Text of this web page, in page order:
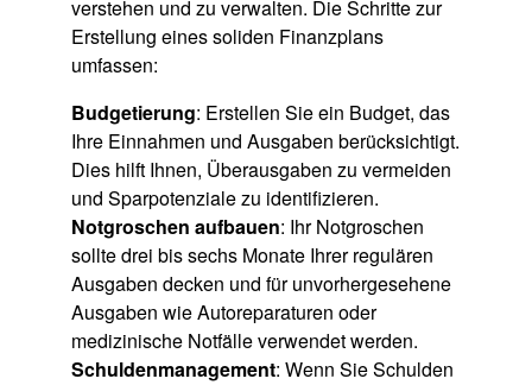
verstehen und zu verwalten. Die Schritte zur
Erstellung eines soliden Finanzplans
umfassen:
Budgetierung: Erstellen Sie ein Budget, das
Ihre Einnahmen und Ausgaben berücksichtigt.
Dies hilft Ihnen, Überausgaben zu vermeiden
und Sparpotenziale zu identifizieren.
Notgroschen aufbauen: Ihr Notgroschen
sollte drei bis sechs Monate Ihrer regulären
Ausgaben decken und für unvorhergesehene
Ausgaben wie Autoreparaturen oder
medizinische Notfälle verwendet werden.
Schuldenmanagement: Wenn Sie Schulden